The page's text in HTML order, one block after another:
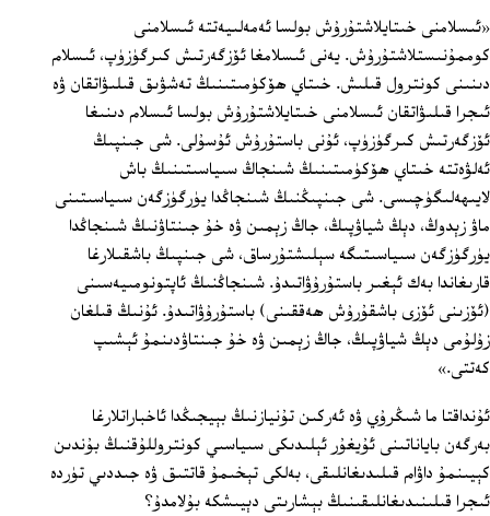
«ئىسلامنى خىتايلاشتۇرۇش بولسا ئەمەلىيەتتە ئىسلامنى
كوممۇنىستلاشتۇرۇش. يەنى ئىسلامغا ئۆزگەرتىش كىرگۈزۈپ، ئىسلام
دىنىنى كونترول قىلىش. خىتاي ھۆكۈمىتىنىڭ تەشۋىق قىلىۋاتقان ۋە
ئىجرا قىلىۋاتقان ئىسلامنى خىتايلاشتۇرۇش بولسا ئىسلام دىنىغا
ئۆزگەرتىش كىرگۈزۈپ، ئۇنى باستۇرۇش ئۇسۇلى. شى جىنپىڭ
ئەلۋەتتە خىتاي ھۆكۈمىتىنىڭ شىنجاڭ سىياسىتىنىڭ باش
لايىھەلىگۈچىسى. شى جىنپىڭنىڭ شىنجاڭدا يۈرگۈزگەن سىياسىتىنى
ماۋ زېدوڭ، دېڭ شياۋپىڭ، جاڭ زېمىن ۋە خۇ جىنتاۋنىڭ شىنجاڭدا
يۈرگۈزگەن سىياسىتىگە سېلىشتۇرساق، شى جىنپىڭ باشقىلارغا
قارىغاندا بەك ئېغىر باستۇرۇۋاتىدۇ. شىنجاڭنىڭ ئاپتونومىيەسىنى
(ئۆزىنى ئۆزى باشقۇرۇش ھەققىنى) باستۇرۇۋاتىدۇ. ئۇنىڭ قىلغان
زۇلۇمى دېڭ شياۋپىڭ، جاڭ زېمىن ۋە خۇ جىنتاۋدىنمۇ ئېشىپ
كەتتى.»
ئۇنداقتا ما شىڭرۇي ۋە ئەركىن تۇنيازنىڭ بېيجىڭدا ئاخباراتلارغا
بەرگەن باياناتىنى ئۇيغۇر ئېلىدىكى سىياسىي كونتروللۇقنىڭ بۇندىن
كېيىنمۇ داۋام قىلىدىغانلىقى، بەلكى تېخىمۇ قاتتىق ۋە جىددىي تۈردە
ئىجرا قىلىنىدىغانلىقىنىڭ بېشارىتى دېيىشكە بۇلامدۇ؟